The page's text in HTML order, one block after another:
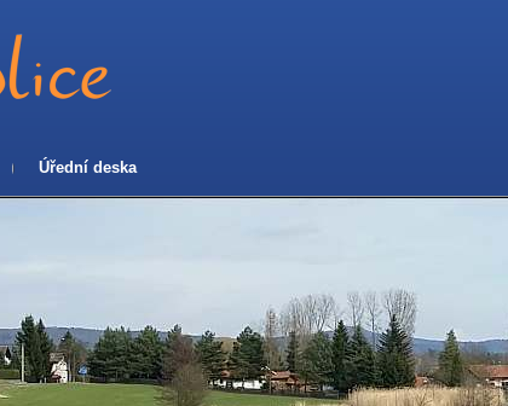
Úřední deska